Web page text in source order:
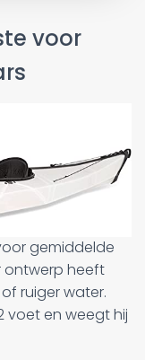
voor
gemiddelde
ontwerp heeft
ruiger water.
voet en weegt hij